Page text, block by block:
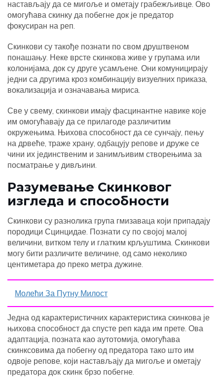
настављају да се мигоље и ометају грабежљивце. Ово
омогућава скинку да побегне док је предатор
фокусиран на реп.
Скинкови су такође познати по свом друштвеном
понашању. Неке врсте скинкова живе у групама или
колонијама, док су друге усамљене. Они комуницирају
једни са другима кроз комбинацију визуелних приказа,
вокализација и означавања мириса.
Све у свему, скинкови имају фасцинантне навике које
им омогућавају да се прилагоде различитим
окружењима. Њихова способност да се сунчају, пењу
на дрвеће, траже храну, одбацују репове и друже се
чини их јединственим и занимљивим створењима за
посматрање у дивљини.
Разумевање Скинковог
изгледа и способности
Скинкови су разнолика група гмизаваца који припадају
породици Сцинцидае. Познати су по својој малој
величини, витком телу и глатким крљуштима. Скинкови
могу бити различите величине, од само неколико
центиметара до преко метра дужине.
Молећи За Путну Милост
Једна од карактеристичних карактеристика скинкова је
њихова способност да спусте реп када им прете. Ова
адаптација, позната као аутотомија, омогућава
скинксовима да побегну од предатора тако што им
одвоје репове, који настављају да мигоље и ометају
предатора док скинк брзо побегне.